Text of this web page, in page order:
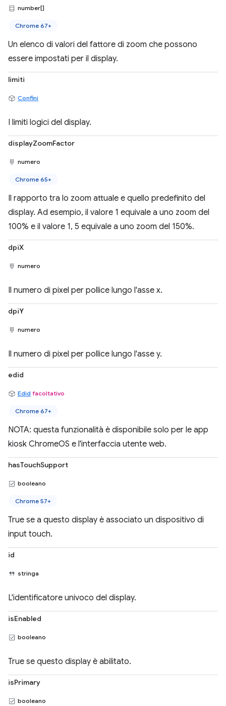
number[]
Chrome 67+
Un elenco di valori del fattore di zoom che possono
essere impostati per il display.
limiti
Confini
I limiti logici del display.
displayZoomFactor
numero
Chrome 65+
Il rapporto tra lo zoom attuale e quello predefinito del
display. Ad esempio, il valore 1 equivale a uno zoom del
100% e il valore 1, 5 equivale a uno zoom del 150%.
dpiX
numero
Il numero di pixel per pollice lungo l'asse x.
dpiY
numero
Il numero di pixel per pollice lungo l'asse y.
edid
Edid facoltativo
Chrome 67+
NOTA: questa funzionalità è disponibile solo per le app
kiosk ChromeOS e l'interfaccia utente web.
hasTouchSupport
booleano
Chrome 57+
True se a questo display è associato un dispositivo di
input touch.
id
stringa
L'identificatore univoco del display.
isEnabled
booleano
True se questo display è abilitato.
isPrimary
booleano